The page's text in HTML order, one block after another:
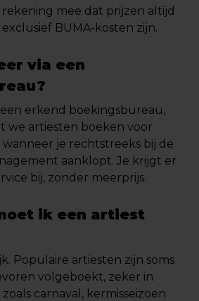
rekening mee dat prijzen altijd
BUMA-kosten zijn.
via een
een erkend boekingsbureau,
we artiesten boeken voor
wanneer je rechtstreeks bij de
aanklopt. Je krijgt er
bij, zonder meerprijs.
ik een artiest
Populaire artiesten zijn soms
volgeboekt, zeker in
carnaval, kermisseizoen